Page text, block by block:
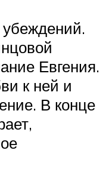
Евгения.
к ней и
В конце